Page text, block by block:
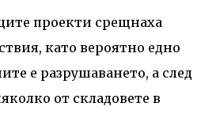
проекти срещнаха
като вероятно едно
е разрушаването, а след
от складовете в